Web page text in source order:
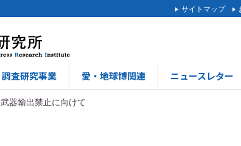
サイトマップ
調査研究事業 愛・地球博関連 ニュースレター
武器輸出禁止に向けて